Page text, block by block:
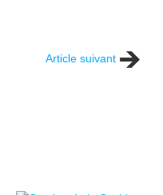
Article suivant